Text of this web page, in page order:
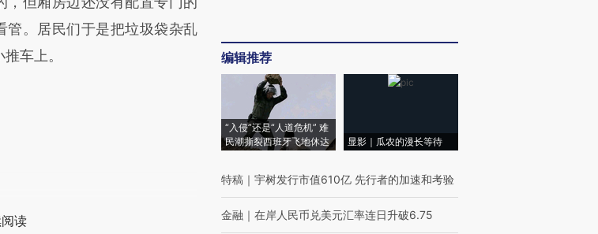
管。居民们于是把垃圾袋杂乱
车上。
读
编辑推荐
“入侵”还是“人道危机” 难
民潮撕裂西班牙飞地休达
显影｜瓜农的漫长等待
特稿 ｜ 宇树发行市值610亿 先行者的加速和考验
金融 ｜ 在岸人民币兑美元汇率连日升破6.75